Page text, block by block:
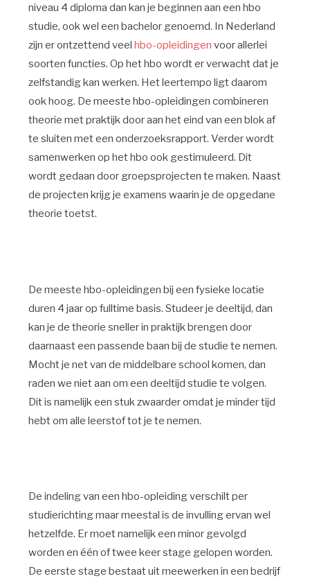
niveau 4 diploma dan kan je beginnen aan een hbo
studie, ook wel een bachelor genoemd. In Nederland
zijn er ontzettend veel hbo-opleidingen voor allerlei
soorten functies. Op het hbo wordt er verwacht dat je
zelfstandig kan werken. Het leertempo ligt daarom
ook hoog. De meeste hbo-opleidingen combineren
theorie met praktijk door aan het eind van een blok af
te sluiten met een onderzoeksrapport. Verder wordt
samenwerken op het hbo ook gestimuleerd. Dit
wordt gedaan door groepsprojecten te maken. Naast
de projecten krijg je examens waarin je de opgedane
theorie toetst.
De meeste hbo-opleidingen bij een fysieke locatie
duren 4 jaar op fulltime basis. Studeer je deeltijd, dan
kan je de theorie sneller in praktijk brengen door
daarnaast een passende baan bij de studie te nemen.
Mocht je net van de middelbare school komen, dan
raden we niet aan om een deeltijd studie te volgen.
Dit is namelijk een stuk zwaarder omdat je minder tijd
hebt om alle leerstof tot je te nemen.
De indeling van een hbo-opleiding verschilt per
studierichting maar meestal is de invulling ervan wel
hetzelfde. Er moet namelijk een minor gevolgd
worden en één of twee keer stage gelopen worden.
De eerste stage bestaat uit meewerken in een bedrijf